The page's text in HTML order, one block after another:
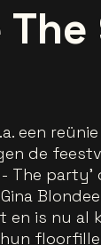
een
de
The party’
en is nu al